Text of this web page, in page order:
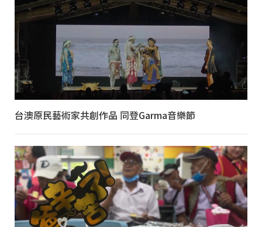
台澳原民藝術家共創作品 同登Garma音樂節